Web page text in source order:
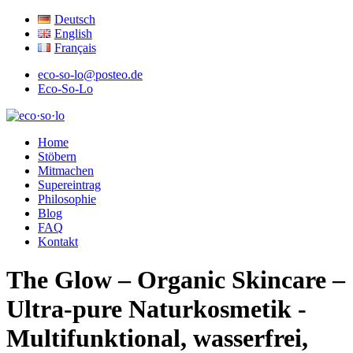
Deutsch
English
Français
eco-so-lo@posteo.de
Eco-So-Lo
eco·so·lo
Home
Stöbern
Mitmachen
Supereintrag
Philosophie
Blog
FAQ
Kontakt
The Glow – Organic Skincare –
Ultra-pure Naturkosmetik -
Multifunktional, wasserfrei,